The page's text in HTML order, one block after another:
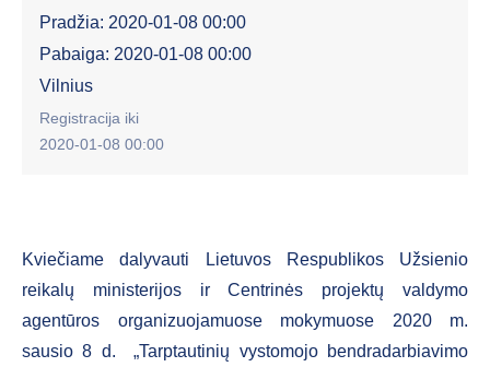
Pradžia: 2020-01-08 00:00
Pabaiga: 2020-01-08 00:00
Vilnius
Registracija iki
2020-01-08 00:00
Kviečiame dalyvauti Lietuvos Respublikos Užsienio
reikalų ministerijos ir Centrinės projektų valdymo
agentūros organizuojamuose mokymuose 2020 m.
sausio 8 d. „Tarptautinių vystomojo bendradarbiavimo